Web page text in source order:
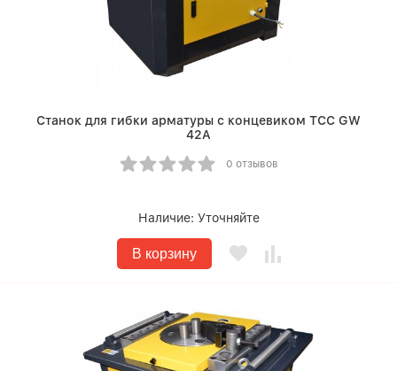
Станок для гибки арматуры с концевиком ТСС GW
42A
0 отзывов
Наличие: Уточняйте
В корзину